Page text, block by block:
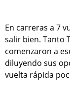
En carreras a 7
salir bien. Tanto
comenzaron a
diluyendo sus
vuelta rápida